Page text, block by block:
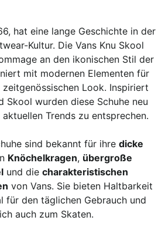
hat eine lange Geschichte in der
Kultur. Die Vans Knu Skool
an den ikonischen Stil der
mit modernen Elementen für
Look. Inspiriert
Skool wurden diese Schuhe neu
Trends zu entsprechen.
sind bekannt für ihre dicke
Knöchelkragen, übergroße
und die charakteristischen
von Vans. Sie bieten Haltbarkeit
für den täglichen Gebrauch und
auch zum Skaten.